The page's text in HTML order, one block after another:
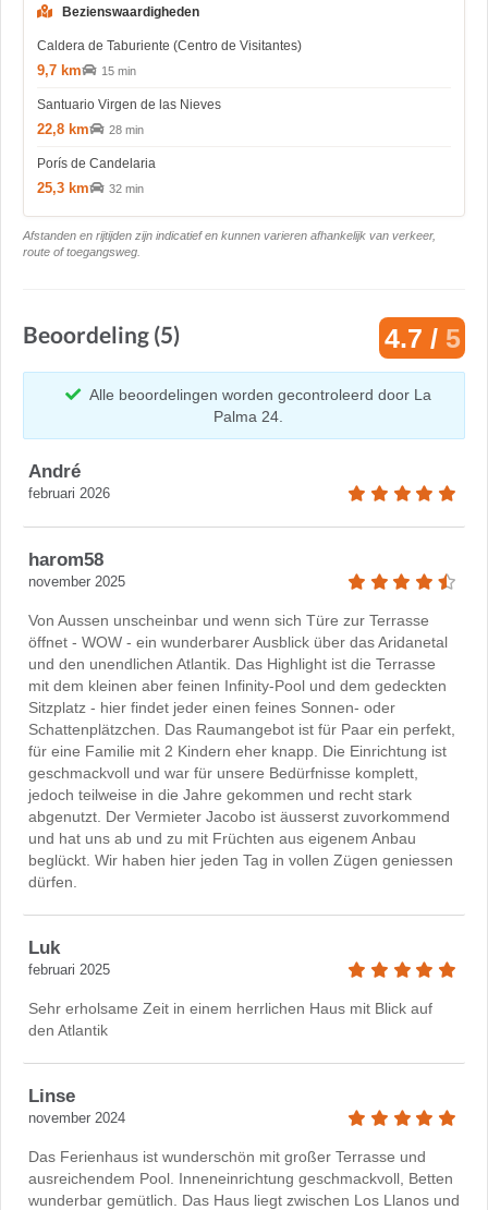
Bezienswaardigheden
Caldera de Taburiente (Centro de Visitantes)
9,7 km 15 min
Santuario Virgen de las Nieves
22,8 km 28 min
Porís de Candelaria
25,3 km 32 min
Afstanden en rijtijden zijn indicatief en kunnen varieren afhankelijk van verkeer,
route of toegangsweg.
Beoordeling (5) 4.7 / 5
Alle beoordelingen worden gecontroleerd door La
Palma 24.
André
februari 2026
harom58
november 2025
Von Aussen unscheinbar und wenn sich Türe zur Terrasse
öffnet - WOW - ein wunderbarer Ausblick über das Aridanetal
und den unendlichen Atlantik. Das Highlight ist die Terrasse
mit dem kleinen aber feinen Infinity-Pool und dem gedeckten
Sitzplatz - hier findet jeder einen feines Sonnen- oder
Schattenplätzchen. Das Raumangebot ist für Paar ein perfekt,
für eine Familie mit 2 Kindern eher knapp. Die Einrichtung ist
geschmackvoll und war für unsere Bedürfnisse komplett,
jedoch teilweise in die Jahre gekommen und recht stark
abgenutzt. Der Vermieter Jacobo ist äusserst zuvorkommend
und hat uns ab und zu mit Früchten aus eigenem Anbau
beglückt. Wir haben hier jeden Tag in vollen Zügen geniessen
dürfen.
Luk
februari 2025
Sehr erholsame Zeit in einem herrlichen Haus mit Blick auf
den Atlantik
Linse
november 2024
Das Ferienhaus ist wunderschön mit großer Terrasse und
ausreichendem Pool. Inneneinrichtung geschmackvoll, Betten
wunderbar gemütlich. Das Haus liegt zwischen Los Llanos und